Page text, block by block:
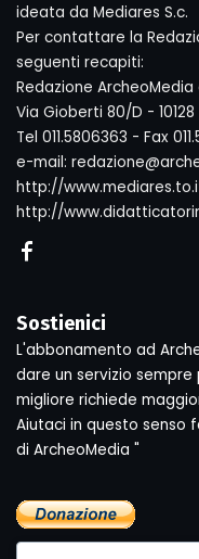
ideata da Mediares S.c.
Per contattare la
seguenti recapiti:
Redazione ArcheoMedia
Via Gioberti 80/D - 10128
Tel 011.5806363 - Fax
e-mail:
http://
http://
Sostienici
L'abbonamento ad
dare un servizio
migliore richiede
Aiutaci in questo senso
di ArcheoMedia "